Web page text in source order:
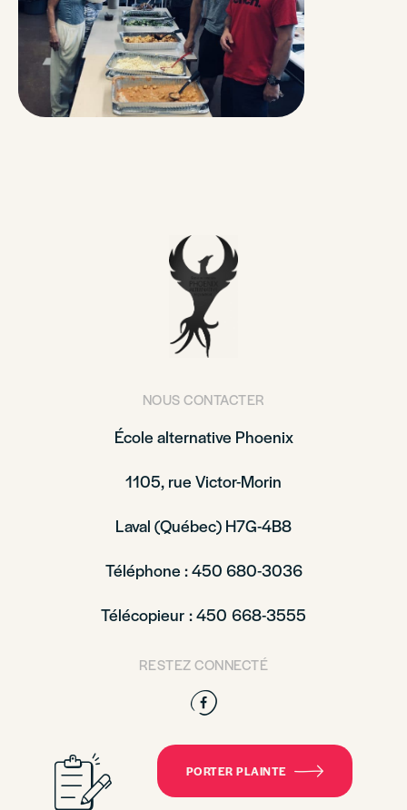
NOUS CONTACTER
École alternative Phoenix
1105, rue Victor-Morin
Laval (Québec) H7G-4B8
Téléphone : 450 680-3036
Télécopieur : 450 668-3555
RESTEZ CONNECTÉ
Facebook
PORTER PLAINTE